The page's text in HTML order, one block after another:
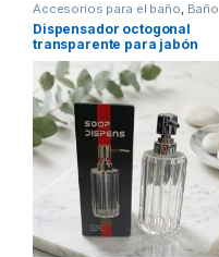
Accesorios para el baño, Baño
Dispensador octogonal
transparente para jabón
[4949434]